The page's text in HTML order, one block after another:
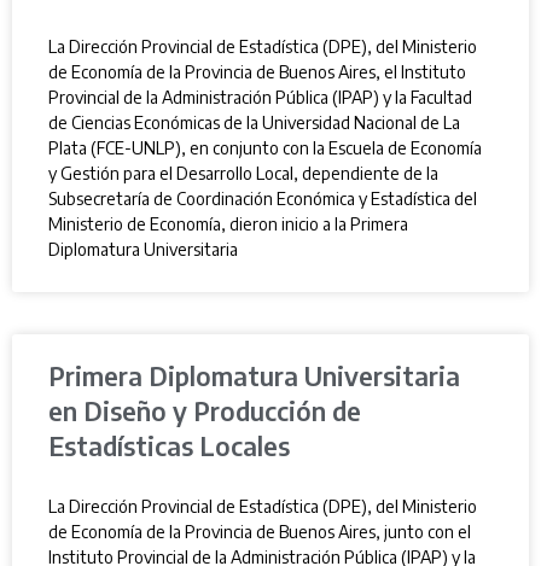
La Dirección Provincial de Estadística (DPE), del Ministerio
de Economía de la Provincia de Buenos Aires, el Instituto
Provincial de la Administración Pública (IPAP) y la Facultad
de Ciencias Económicas de la Universidad Nacional de La
Plata (FCE-UNLP), en conjunto con la Escuela de Economía
y Gestión para el Desarrollo Local, dependiente de la
Subsecretaría de Coordinación Económica y Estadística del
Ministerio de Economía, dieron inicio a la Primera
Diplomatura Universitaria
Primera Diplomatura Universitaria
en Diseño y Producción de
Estadísticas Locales
La Dirección Provincial de Estadística (DPE), del Ministerio
de Economía de la Provincia de Buenos Aires, junto con el
Instituto Provincial de la Administración Pública (IPAP) y la